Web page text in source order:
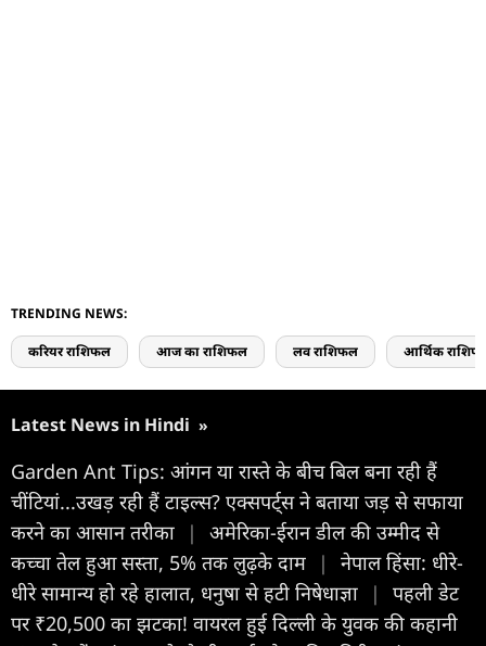
TRENDING NEWS:
करियर राशिफल आज का राशिफल लव राशिफल आर्थिक
Latest News in Hindi »
Garden Ant Tips: आंगन या रास्ते के बीच बिल बना रही हैं
चींटियां...उखड़ रही हैं टाइल्स? एक्सपर्ट्स ने बताया जड़ से सफाया
करने का आसान तरीका
|
अमेरिका-ईरान डील की उम्मीद से
कच्चा तेल हुआ सस्ता, 5% तक लुढ़के दाम
|
नेपाल हिंसा: धीरे-
धीरे सामान्य हो रहे हालात, धनुषा से हटी निषेधाज्ञा
|
पहली डेट
पर ₹20,500 का झटका! वायरल हुई दिल्ली के युवक की कहानी